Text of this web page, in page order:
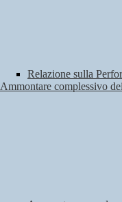
Relazione sulla
Ammontare complessivo